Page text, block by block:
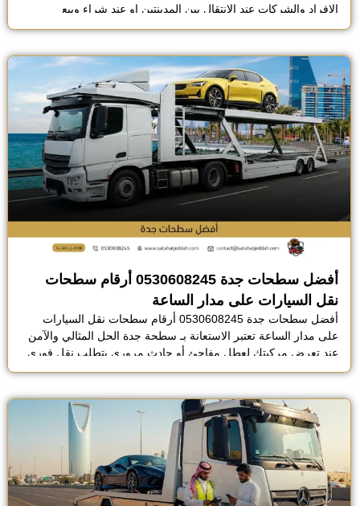
الافراد والشركات عند الانتقال بين المدينتين او عند شراء وبيع
طول المسافة بين جدة […]
أفضل سطحات جدة 0530608245 أرقام سطحات
نقل السيارات على مدار الساعة
أفضل سطحات جدة 0530608245 أرقام سطحات نقل السيارات
على مدار الساعة تعتبر الاستعانة بـ سطحة جدة الحل المثالي والآمن
عند تعرض مركبتك لعطل مفاجئ أو حادث مروري يتطلب نقل فوري
إلى مراكز الصيانة، توفر أفضل شركة نقل سيارات في جدة أسطول
حيث ندرك أن […]